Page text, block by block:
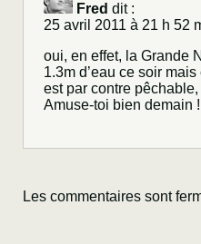
Fred dit :
25 avril 2011 à 21 h 52
oui, en effet, la Grande
1.3m d’eau ce soir
est par contre pêchable,
Amuse-toi bien demain !
Les commentaires sont